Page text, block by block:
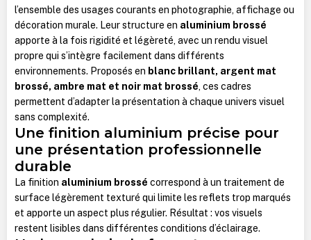
l’ensemble des usages courants en photographie, affichage ou
décoration murale. Leur structure en aluminium brossé
apporte à la fois rigidité et légèreté, avec un rendu visuel
propre qui s’intègre facilement dans différents
environnements. Proposés en blanc brillant, argent mat
brossé, ambre mat et noir mat brossé, ces cadres
permettent d’adapter la présentation à chaque univers visuel
sans complexité.
Une finition aluminium précise pour
une présentation professionnelle
durable
La finition aluminium brossé correspond à un traitement de
surface légèrement texturé qui limite les reflets trop marqués
et apporte un aspect plus régulier. Résultat : vos visuels
restent lisibles dans différentes conditions d’éclairage.